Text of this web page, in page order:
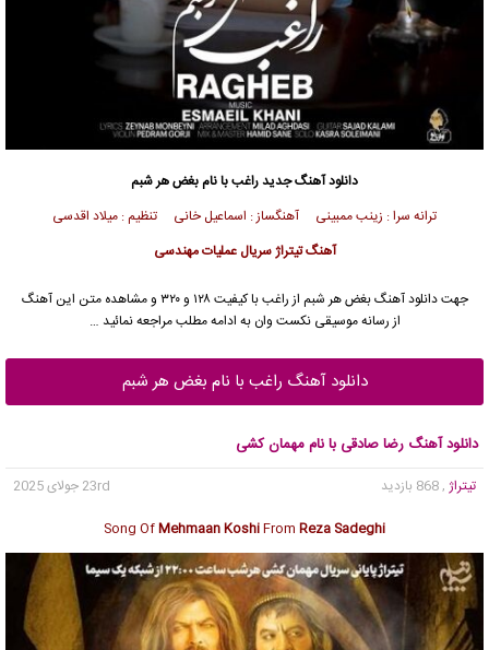
دانلود آهنگ جدیدراغببا نام بغض هر شبم
ترانه سرا : زینب ممبینی آهنگساز : اسماعیل خانی تنظیم : میلاد اقدسی
آهنگ تیتراژ سریال عملیات مهندسی
جهت دانلود آهنگ بغض هر شبم از راغب
با کیفیت ۱۲۸ و ۳۲۰ و مشاهده متن این آهنگ
از رسانه موسیقی نکست وان به ادامه مطلب مراجعه نمائید …
دانلود آهنگ راغب با نام بغض هر شبم
دانلود آهنگ رضا صادقی با نام مهمان کشی
تیتراژ , 868 بازدید
23rd جولای 2025
Song OfMehmaan KoshiFrom Reza Sadeghi